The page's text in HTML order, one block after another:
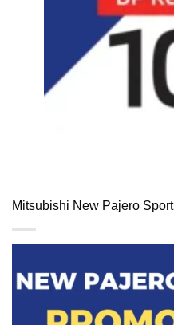
Mitsubishi New Pajero Sport